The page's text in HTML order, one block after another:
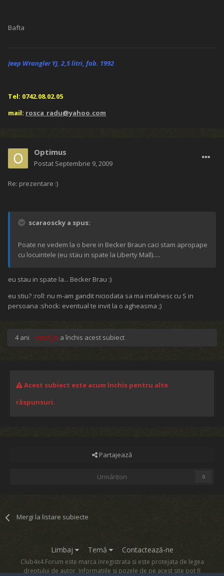
Bafta
Jeep Wrangler YJ, 2,5 litri, fab. 1992
Tel: 0742.08.02.05
mail: rosca_radu@yahoo.com
Optimus
Postat Septembrie 9, 2009
Re: prezentare :)
scaraoscky a spus:
Poate ne vedem la o bere in Becker Braun caci stam apropape
cu locuintele (eu stau in spate la Liberty Mall).....
eu stau in spate la... Becker Brau :)
eu stiu? :roll: nu m-am gandit niciodata sa ma intalnesc cu S in
persoana :shock: eventual te invit la o agheasma ;)
4 ani vstef_is a închis acest subiect
Acest subiect este acum închis pentru alte
răspunsuri.
Partajează
Urmăritori 0
Mergi la listare subiecte
Limbaj Temă Contactează-ne
Club4x4 Forum este marca inregistrata si este protejata de legea
dreptului de autor. Informatiile si pozele de pe acest site pot fi